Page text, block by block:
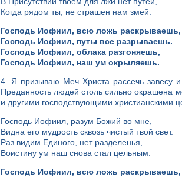
Когда рядом ты, не страшен нам змей.
Господь Иофиил, всю ложь раскрываешь,
Господь Иофиил, путы все разрываешь.
Господь Иофиил, облака разгоняешь,
Господь Иофиил, наш ум окрыляешь.
4. Я призываю Меч Христа рассечь завесу
Преданность людей столь сильно окрашена
и другими господствующими христианскими
Господь Иофиил, разум Божий во мне,
Видна его мудрость сквозь чистый твой свет.
Раз видим Единого, нет разделенья,
Воистину ум наш снова стал цельным.
Господь Иофиил, всю ложь раскрываешь,